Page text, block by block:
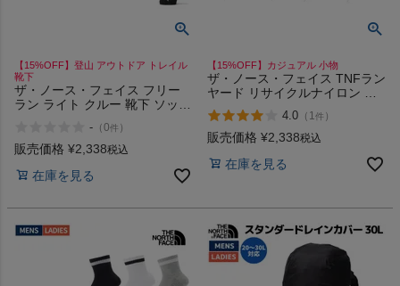
【15%OFF】登山 アウトドア トレイル
靴下
ザ・ノース・フェイス フリー
ラン ライト クルー 靴下 ソック
THE NORTH FACE FREE RUN
LIGHT CREW
- （0件 ）
販売価格 ¥2,338税込
在庫を見る
【15%OFF】カジュアル 小物
ザ・ノース・フェイス TNFラン
ヤード リサイクルナイロン カ
ジュアル アウトドア 携帯スト
ラップ ネックストラップ 名札
ストラップ 吊り下げ名札 サス
WD AB FM SG
4.0 （ 1件 ）
販売価格 ¥2,338税込
在庫を見る